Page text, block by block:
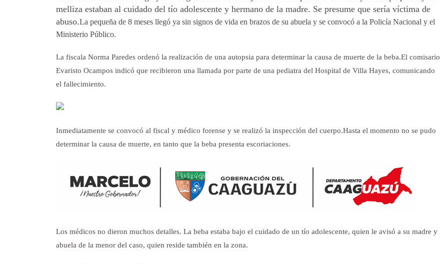
melliza estaban al cuidado del tío adolescente y hermano de la madre. Se presume que sería víctima de
abuso.La pequeña de 8 meses llegó ya sin signos de vida en brazos de su abuela y se convocó a la Policía Nacional y el
Ministerio Público.
La fiscala Norma Paredes ordenó la realización de una autopsia para determinar la causa de muerte de la beba.El comisario
Evaristo Ocampos indicó que recibieron una llamada por parte de una pediatra del Hospital de Villa Hayes, comunicando
el fallecimiento.
Inmediatamente se convocó al fiscal y médico forense y se realizó la inspección del cuerpo.Hasta el momento no se pudo
determinar la causa de muerte, en tanto que la beba presenta escoriaciones.
Los médicos no dieron muchos detalles. La beba estaba bajo el cuidado de un tío adolescente, quien le avisó a su madre y
abuela de la menor del caso, quien reside también en la zona.